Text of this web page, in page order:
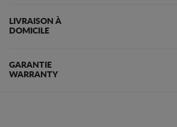
LIVRAISON À
DOMICILE
GARANTIE
WARRANTY